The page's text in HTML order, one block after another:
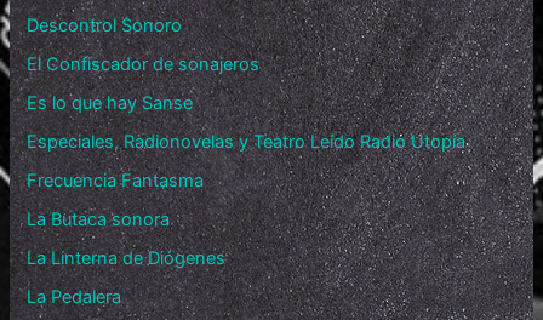
Descontrol Sonoro
El Confiscador de sonajeros
Es lo que hay Sanse
Especiales, Radionovelas y Teatro Leído Radio Utopía
Frecuencia Fantasma
La Butaca sonora
La Linterna de Diógenes
La Pedalera